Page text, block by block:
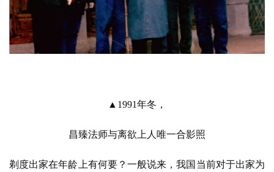
▲1991年冬，
昌臻法师与离欲上人唯一合影照
剃度出家在年龄上有何要？一般说来，我国当前对于出家为